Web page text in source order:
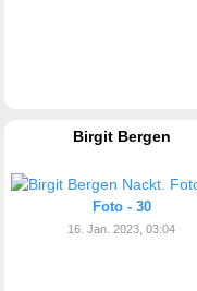
Birgit Bergen
Foto - 30
16. Jan. 2023, 03:04